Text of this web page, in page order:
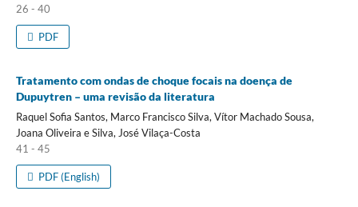
26 - 40
PDF
Tratamento com ondas de choque focais na doença de
Dupuytren – uma revisão da literatura
Raquel Sofia Santos, Marco Francisco Silva, Vítor Machado Sousa,
Joana Oliveira e Silva, José Vilaça-Costa
41 - 45
PDF (English)